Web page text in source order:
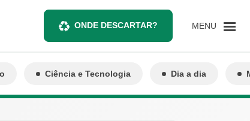
ONDE DESCARTAR? MENU
Ciência e Tecnologia Dia a dia